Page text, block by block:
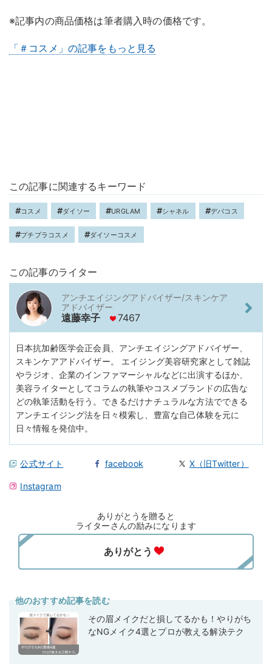
※記事内の商品価格は筆者購入時の価格です。
「＃コスメ」の記事をもっと見る
この記事に関連するキーワード
コスメ ダイソー URGLAM シャネル デパコス
プチプラコスメ ダイソーコスメ
この記事のライター
アンチエイジングアドバイザー/スキンケア
アドバイザー
遠藤幸子 7467
日本抗加齢医学会正会員、アンチエイジングアドバイザー、
スキンケアアドバイザー。 エイジング美容研究家として雑誌
やラジオ、企業のインファマーシャルなどに出演するほか、
美容ライターとしてコラムの執筆やコスメブランドの広告な
どの執筆活動を行う。できるだけナチュラルな方法でできる
アンチエイジング法を日々模索し、豊富な自己体験を元に
日々情報を発信中。
公式サイト facebook X（旧Twitter）
Instagram
ありがとうを贈ると
ライターさんの励みになります
他のおすすめ記事を読む
その眉メイクだと損してるかも！やりがち
なNGメイク4選とプロが教える解決テク